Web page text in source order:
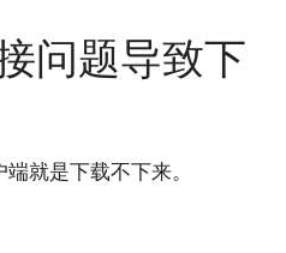
问题导致下
就是下载不下来。